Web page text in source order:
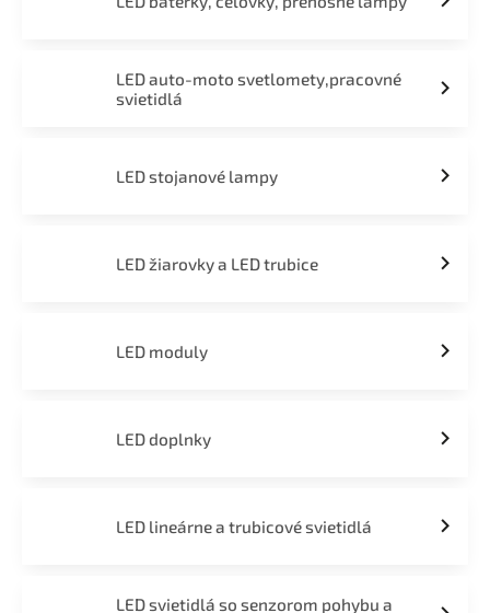
LED auto-moto svetlomety,pracovné
svietidlá
LED stojanové lampy
LED žiarovky a LED trubice
LED moduly
LED doplnky
LED lineárne a trubicové svietidlá
LED svietidlá so senzorom pohybu a